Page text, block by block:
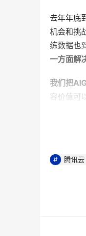
去年年底
机会和挑
练数据也
一方面解
我们把
容价值可
在这五
接EB级数
清洗的
训练阶
腾讯云